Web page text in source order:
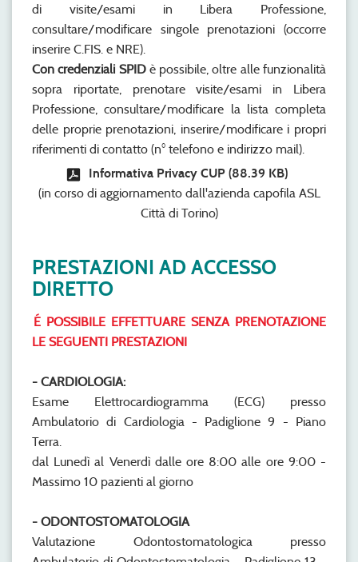
di visite/esami in Libera Professione,
consultare/modificare singole prenotazioni (occorre
inserire C.FIS. e NRE).
Con credenziali SPIDè possibile, oltre alle funzionalità
sopra riportate, prenotare visite/esami in Libera
Professione, consultare/modificare la lista completa
delle proprie prenotazioni, inserire/modificare i propri
riferimenti di contatto (n° telefono e indirizzo mail).
Informativa Privacy CUP (88.39 KB)
(in corso di aggiornamento dall'azienda capofila ASL
Città di Torino)
PRESTAZIONI AD ACCESSO
DIRETTO
É POSSIBILE EFFETTUARE SENZA PRENOTAZIONE
LE SEGUENTI PRESTAZIONI
- CARDIOLOGIA:
Esame Elettrocardiogramma (ECG) presso
Ambulatorio di Cardiologia - Padiglione 9 - Piano
Terra.
dal Lunedì al Venerdì dalle ore 8:00 alle ore 9:00 -
Massimo 10 pazienti al giorno
- ODONTOSTOMATOLOGIA
Valutazione Odontostomatologica presso